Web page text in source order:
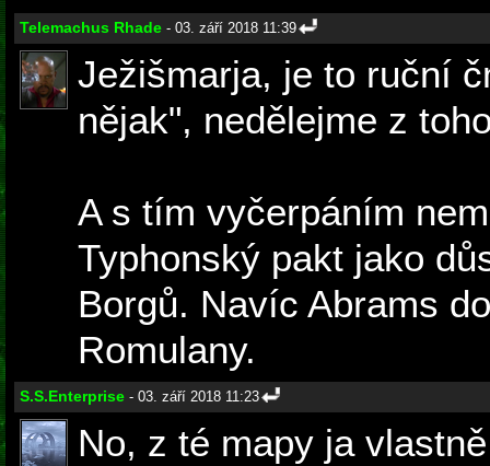
Telemachus Rhade - 03. září 2018 11:39
Ježišmarja, je to ruční
nějak", nedělejme z
A s tím vyčerpáním
Typhonský pakt jako
Borgů. Navíc Abrams
Romulany.
S.S.Enterprise - 03. září 2018 11:23
No, z té mapy ja